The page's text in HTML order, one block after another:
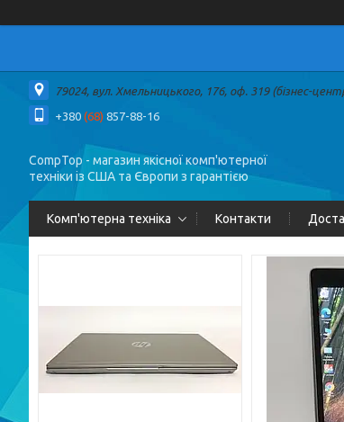
79024, вул. Хмельницького, 176, оф. 319 (бізнес-
+380 (68) 857-88-16
CompTop - магазин якісної комп'ютерної
техніки із США та Європи з гарантією
Комп'ютерна техніка Контакти